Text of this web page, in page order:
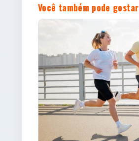
Você também pode gostar